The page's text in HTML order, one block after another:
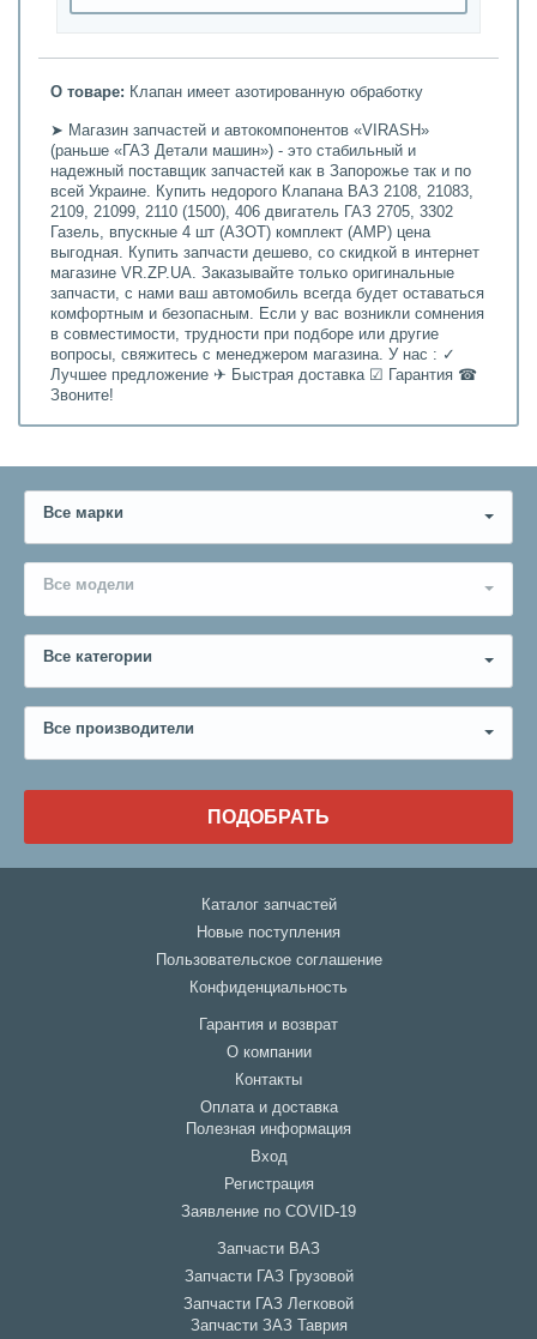
О товаре: Клапан имеет азотированную обработку
➤ Магазин запчастей и автокомпонентов «VIRASH»
(раньше «ГАЗ Детали машин») - это стабильный и
надежный поставщик запчастей как в Запорожье так и по
всей Украине. Купить недорого Клапана ВАЗ 2108, 21083,
2109, 21099, 2110 (1500), 406 двигатель ГАЗ 2705, 3302
Газель, впускные 4 шт (АЗОТ) комплект (АМР) цена
выгодная. Купить запчасти дешево, со скидкой в интернет
магазине VR.ZP.UA. Заказывайте только оригинальные
запчасти, с нами ваш автомобиль всегда будет оставаться
комфортным и безопасным. Если у вас возникли сомнения
в совместимости, трудности при подборе или другие
вопросы, свяжитесь с менеджером магазина. У нас : ✓
Лучшее предложение ✈ Быстрая доставка ☑ Гарантия ☎
Звоните!
Все марки
Все модели
Все категории
Все производители
ПОДОБРАТЬ
Каталог запчастей
Новые поступления
Пользовательское соглашение
Конфиденциальность
Гарантия и возврат
О компании
Контакты
Оплата и доставка
Полезная информация
Вход
Регистрация
Заявление по COVID-19
Запчасти ВАЗ
Запчасти ГАЗ Грузовой
Запчасти ГАЗ Легковой
Запчасти ЗАЗ Таврия